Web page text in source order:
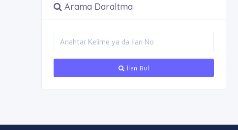
Arama Daraltma
İlan Bul